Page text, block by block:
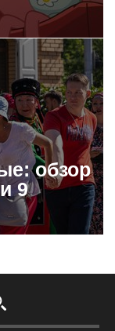
обзор
9